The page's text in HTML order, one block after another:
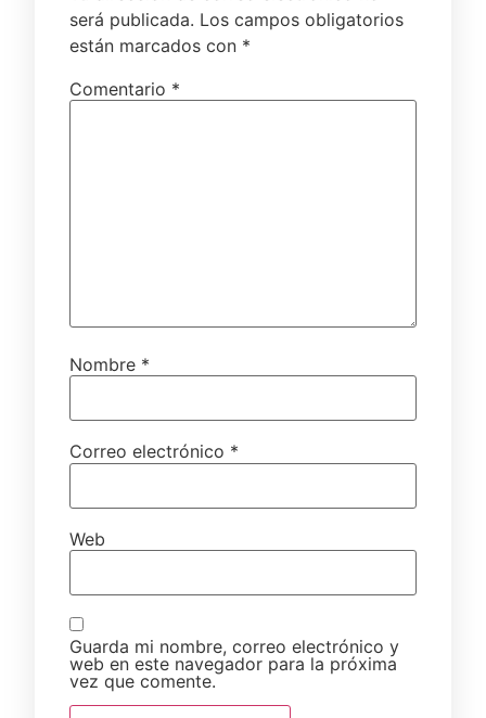
será publicada. Los campos obligatorios
están marcados con *
Comentario *
Nombre *
Correo electrónico *
Web
Guarda mi nombre, correo electrónico y
web en este navegador para la próxima
vez que comente.